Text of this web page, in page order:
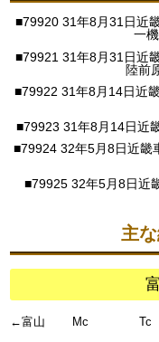
■79920 31年8月31日
一
■79921 31年8月31日
陸前
■79922 31年8月14日
■79923 31年8月14日
■79924 32年5月8日近
■79925 32年5月8日
主
←富山 Mc